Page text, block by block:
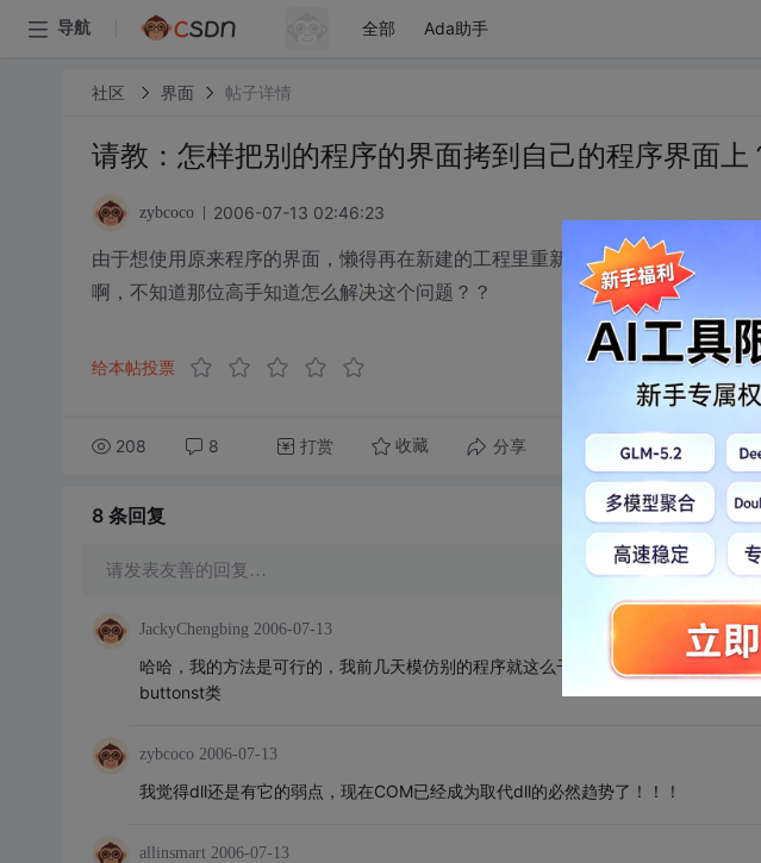
导航 全部 Ada助手
社区 界面 帖子详情
请教：怎样把别的程序的界面拷到自己的程序界面上
zybcoco 2006-07-13 02:46:23
由于想使用原来程序的界面，懒得再在新建的工程里重新设计程序界面，所以
啊，不知道那位高手知道怎么解决这个问题？？
给本帖投票
208 8 打赏 收藏 分享 转发到动态 举
8 条回复
请发表友善的回复…
JackyChengbing 2006-07-13
哈哈，我的方法是可行的，我前几天模仿别的程序就这么干的，我没用被模仿程序
buttonst类
zybcoco 2006-07-13
我觉得dll还是有它的弱点，现在COM已经成为取代dll的必然趋势了！！！
allinsmart 2006-07-13